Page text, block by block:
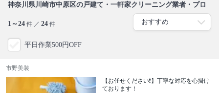
神奈川県川崎市中原区の戸建て・一軒家クリーニング業者・プロ
1～24 件 ／ 24 件
平日作業500円OFF
市野美装
【お任せください❗️】丁寧な対応を心掛け
ております！